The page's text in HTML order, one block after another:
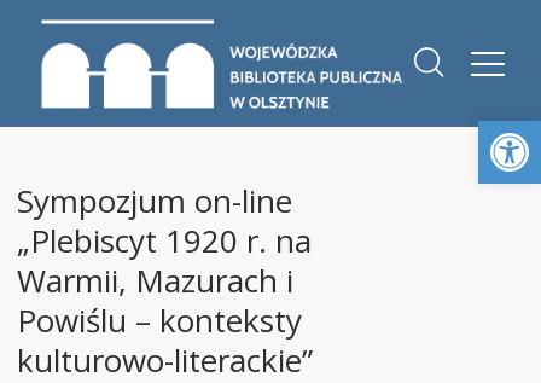
Sympozjum on-line
„Plebiscyt 1920 r. na
Warmii, Mazurach i
Powiślu – konteksty
kulturowo-literackie”